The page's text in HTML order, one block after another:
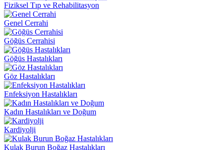
Fiziksel Tıp ve Rehabilitasyon
Genel Cerrahi
Göğüs Cerrahisi
Göğüs Hastalıkları
Göz Hastalıkları
Enfeksiyon Hastalıkları
Kadın Hastalıkları ve Doğum
Kardiyolji
Kulak Burun Boğaz Hastalıkları